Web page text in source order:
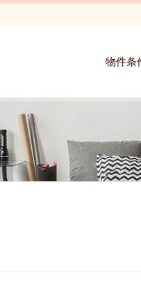
物件条